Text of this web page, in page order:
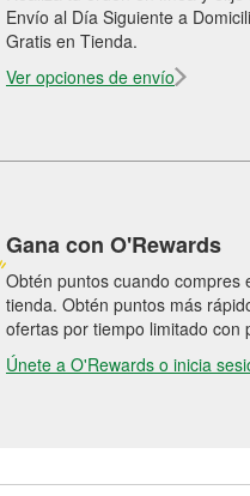
Envío al Día Siguiente a
Gratis en Tienda.
Ver opciones de envío
Gana con O'Rewards
Obtén puntos cuando compres
tienda. Obtén puntos más
ofertas por tiempo limitado con
Únete a O'Rewards o inicia